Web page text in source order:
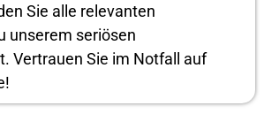
Sie alle relevanten
unserem seriösen
Vertrauen Sie im Notfall auf